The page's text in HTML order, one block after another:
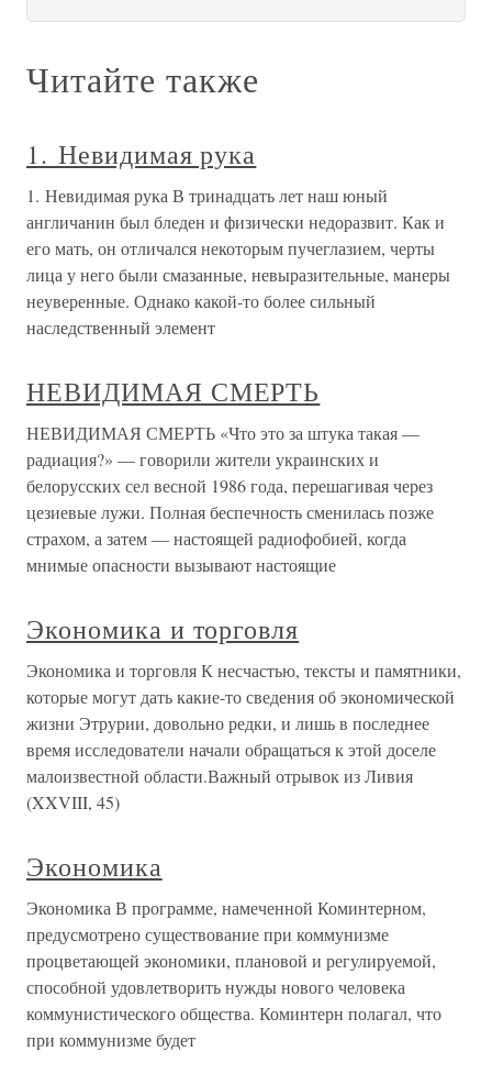
Читайте также
1. Невидимая рука
1. Невидимая рука В тринадцать лет наш юный
англичанин был бледен и физически недоразвит. Как и
его мать, он отличался некоторым пучеглазием, черты
лица у него были смазанные, невыразительные, манеры
неуверенные. Однако какой-то более сильный
наследственный элемент
НЕВИДИМАЯ СМЕРТЬ
НЕВИДИМАЯ СМЕРТЬ «Что это за штука такая —
радиация?» — говорили жители украинских и
белорусских сел весной 1986 года, перешагивая через
цезиевые лужи. Полная беспечность сменилась позже
страхом, а затем — настоящей радиофобией, когда
мнимые опасности вызывают настоящие
Экономика и торговля
Экономика и торговля К несчастью, тексты и памятники,
которые могут дать какие-то сведения об экономической
жизни Этрурии, довольно редки, и лишь в последнее
время исследователи начали обращаться к этой доселе
малоизвестной области.Важный отрывок из Ливия
(XXVIII, 45)
Экономика
Экономика В программе, намеченной Коминтерном,
предусмотрено существование при коммунизме
процветающей экономики, плановой и регулируемой,
способной удовлетворить нужды нового человека
коммунистического общества. Коминтерн полагал, что
при коммунизме будет